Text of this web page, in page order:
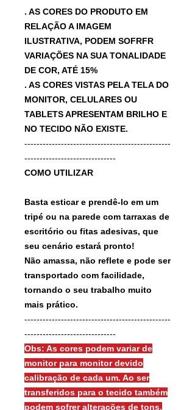
. AS CORES DO PRODUTO EM
RELAÇÃO A IMAGEM
ILUSTRATIVA, PODEM SOFRFR
VARIAÇÕES NA SUA TONALIDADE
DE COR, ATÉ 15%
. AS CORES VISTAS PELA TELA DO
MONITOR, CELULARES OU
TABLETS APRESENTAM BRILHO E
NO TECIDO NÃO EXISTE.
------------------------------------------------
------------------------------
COMO UTILIZAR
Basta esticar e prendê-lo em um
tripé ou na parede com tarraxas de
escritório ou fitas adesivas, que
seu cenário estará pronto!
Não amassa, não reflete e pode ser
transportado com facilidade,
tornando o seu trabalho muito
mais prático.
------------------------------------------------
------------------------------
Obs: As cores podem variar de
monitor para monitor devido
calibração de cada um. Ao ser
transferidos para o tecido também
podem sofrer alterações de tons.